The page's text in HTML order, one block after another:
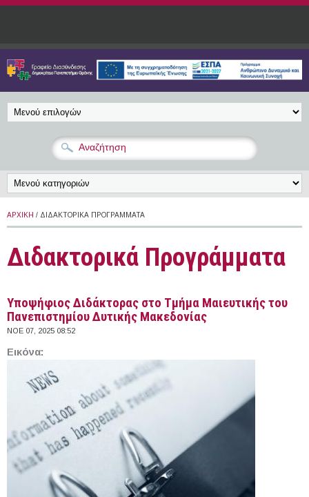
Παράκαμψη προς το κυρίως περιεχόμενο
ΑΡΧΙΚΉ / ΔΙΔΑΚΤΟΡΙΚΆ ΠΡΟΓΡΆΜΜΑΤΑ
Διδακτορικά Προγράμματα
Υποψήφιος Διδάκτορας στο Τμήμα Μαιευτικής του
Πανεπιστημίου Δυτικής Μακεδονίας
ΝΟΕ 07, 2025 08:52
Εικόνα: